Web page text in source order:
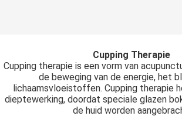
Cupping Therapie
Cupping therapie is een vorm van
de beweging van de energie, het
lichaamsvloeistoffen. Cupping therapie
dieptewerking, doordat speciale glazen
de huid worden